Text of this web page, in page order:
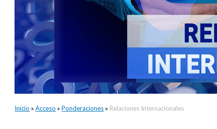
Inicio »Acceso »Ponderaciones » Relaciones Internacionales